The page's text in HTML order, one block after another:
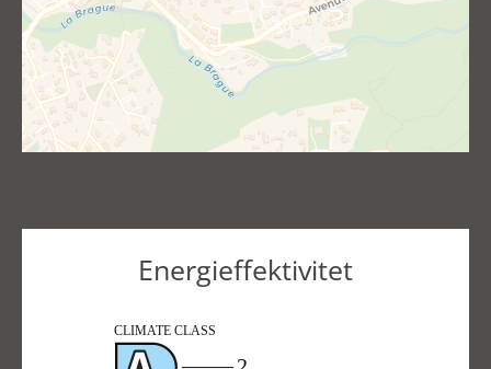
Energieffektivitet